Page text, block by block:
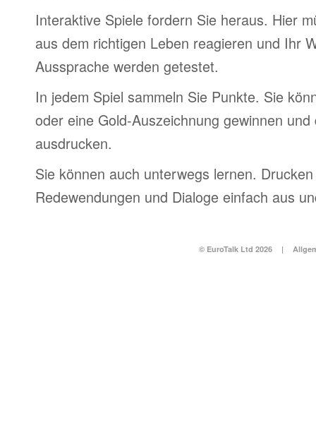
Interaktive Spiele fordern Sie heraus. Hier
aus dem richtigen Leben reagieren und Ihr
Aussprache werden getestet.
In jedem Spiel sammeln Sie Punkte. Sie
oder eine Gold-Auszeichnung gewinnen
ausdrucken.
Sie können auch unterwegs lernen.
Redewendungen und Dialoge einfach aus
© EuroTalk Ltd 2026 |